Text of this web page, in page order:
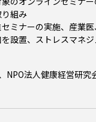
り組み
ミナーの実施、産業
設置、ストレスマネ
NPO法人健康経営研究